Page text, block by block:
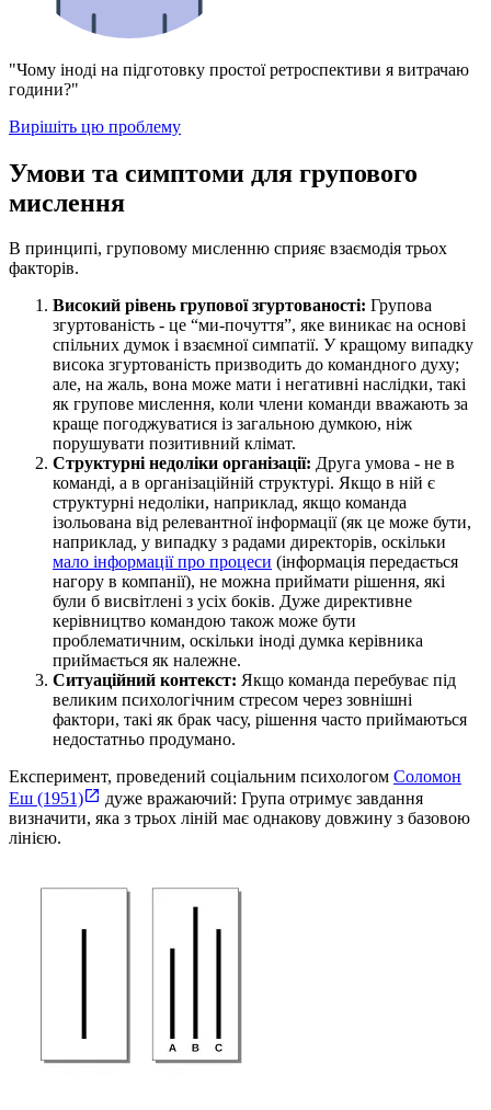
"Чому іноді на підготовку простої ретроспективи я витрачаю
години?"
Вирішіть цю проблему
Умови та симптоми для групового
мислення
В принципі, груповому мисленню сприяє взаємодія трьох
факторів.
Високий рівень групової згуртованості: Групова
згуртованість - це “ми-почуття”, яке виникає на основі
спільних думок і взаємної симпатії. У кращому випадку
висока згуртованість призводить до командного духу;
але, на жаль, вона може мати і негативні наслідки, такі
як групове мислення, коли члени команди вважають за
краще погоджуватися із загальною думкою, ніж
порушувати позитивний клімат.
Структурні недоліки організації: Друга умова - не в
команді, а в організаційній структурі. Якщо в ній є
структурні недоліки, наприклад, якщо команда
ізольована від релевантної інформації (як це може бути,
наприклад, у випадку з радами директорів, оскільки
мало інформації про процеси (інформація передається
нагору в компанії), не можна приймати рішення, які
були б висвітлені з усіх боків. Дуже директивне
керівництво командою також може бути
проблематичним, оскільки іноді думка керівника
приймається як належне.
Ситуаційний контекст: Якщо команда перебуває під
великим психологічним стресом через зовнішні
фактори, такі як брак часу, рішення часто приймаються
недостатньо продумано.
Експеримент, проведений соціальним психологом Соломон
Еш (1951)
дуже вражаючий: Група отримує завдання
визначити, яка з трьох ліній має однакову довжину з базовою
лінією.